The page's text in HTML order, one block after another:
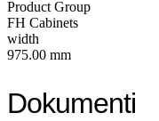
Product Group
FH Cabinets
width
975.00 mm
Dokumenti